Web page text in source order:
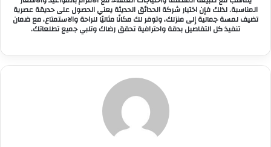
المناسبة. لذلك فإن اختيار شركة الحدائق الحديثة يعني الحصول على حديقة عصرية
تضيف لمسة جمالية إلى منزلك، وتوفر لك مكانًا مثاليًا للراحة والاستمتاع، مع ضمان
تنفيذ كل التفاصيل بدقة واحترافية تحقق رضاك وتلبي جميع تطلعاتك.